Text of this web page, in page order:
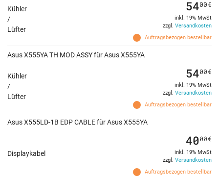
Kühler
/
Lüfter
Auftragsbezogen bestellbar
5400€
inkl. 19% MwSt
zzgl. Versandkosten
Asus X555YA TH MOD ASSY für Asus X555YA
Kühler
/
Lüfter
Auftragsbezogen bestellbar
5400€
inkl. 19% MwSt
zzgl. Versandkosten
Asus X555LD-1B EDP CABLE für Asus X555YA
Displaykabel
Auftragsbezogen bestellbar
4000€
inkl. 19% MwSt
zzgl. Versandkosten